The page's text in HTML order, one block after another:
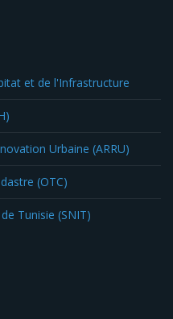
et de l'Infrastructure
Urbaine (ARRU)
(OTC)
Tunisie (SNIT)